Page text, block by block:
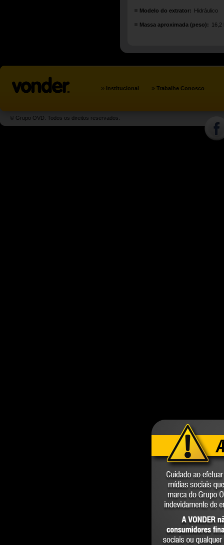
Modelo do extrator: Hidráulico
Massa aproximada (peso): 16,2
» Institucional » Trabalhe Conosco
© Grupo OVD. Todos os direitos reservados.